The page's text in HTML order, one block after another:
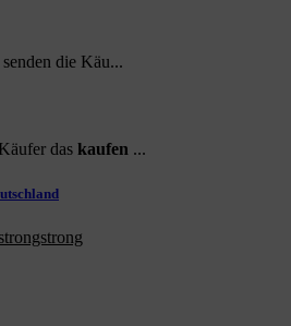
senden die Käu...
das kaufen ...